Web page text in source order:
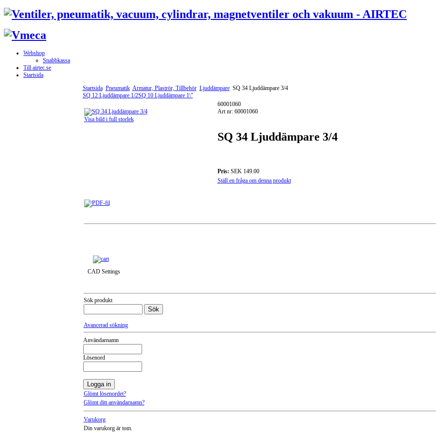
Webshop
Snabbkassa
Till airtec.se
Startsida
Startsida Pneumatik Armatur, Plaströr, Tillbehör Ljuddämpare SQ 34 Ljuddämpare 3/4
SQ 12 Ljuddämpare 1/2SQ 10 Ljuddämpare 1\"
Visa bild i full storlek
60001060
Art nr: 60001060
SQ 34 Ljuddämpare 3/4
Pris: SEK 149.00
Ställ en fråga om denna produkt
CAD Settings
Sök produkt
Avancerad sökning
Användarnamn
Lösenord
Glömt lösenordet?
Glömt ditt användarnamn?
Varukorg
Din varukorg är tom.